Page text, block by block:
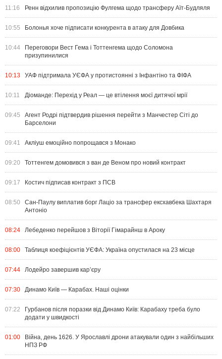
11:16 Ренн відхилив пропозицію Фулгема щодо трансферу Аїт-Будляля
10:55 Болонья хоче підписати конкурента в атаку для Довбика
10:44
Переговори Вест Гема і Тоттенгема щодо Соломона
призупинилися
10:13 УАФ підтримала УЄФА у протистоянні з Інфантіно та ФІФА
10:11 Діоманде: Перехід у Реал — це втілення моєї дитячої мрії
09:45
Агент Родрі підтвердив рішення перейти з Манчестер Сіті до
Барселони
09:41 Акліуш емоційно попрощався з Монако
09:20 Тоттенгем домовився з ван де Веном про новий контракт
09:17 Костич підписав контракт з ПСВ
08:50
Сан-Паулу виплатив борг Лаціо за трансфер ексхавбека Шахтаря
Антоніо
08:24 Лебеденко перейшов з Віторії Гімарайнш в Ароку
08:00 Таблиця коефіцієнтів УЄФА: Україна опустилася на 23 місце
07:44 Лодейро завершив кар’єру
07:30 Динамо Київ — Карабах. Наші оцінки
07:22
Гурбанов після поразки від Динамо Київ: Карабаху треба було
додати у швидкості
01:00
Війна, день 1626. У Ярославлі дрони атакували один з найбільших
НПЗ РФ